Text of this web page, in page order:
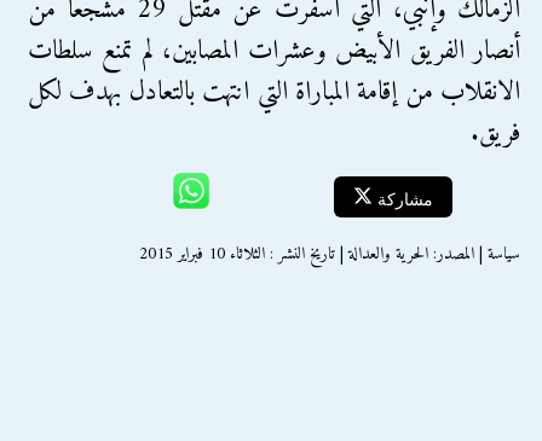
الزمالك وإنبي، التي أسفرت عن مقتل 29 مشجعا من
أنصار الفريق الأبيض وعشرات المصابين، لم تمنع سلطات
الانقلاب من إقامة المباراة التي انتهت بالتعادل بهدف لكل
فريق.
مشاركة
سياسة | المصدر: الحرية والعدالة | تاريخ النشر : الثلاثاء 10 فبراير 2015